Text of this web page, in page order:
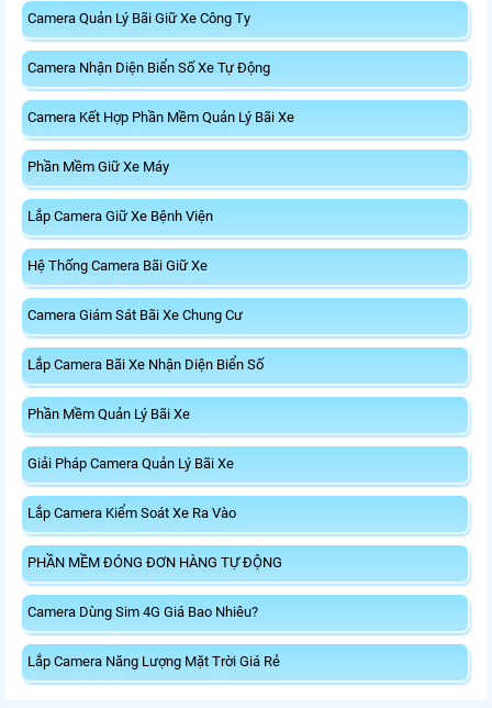
Camera Quản Lý Bãi Giữ Xe Công Ty
Camera Nhận Diện Biển Số Xe Tự Động
Camera Kết Hợp Phần Mềm Quản Lý Bãi Xe
Phần Mềm Giữ Xe Máy
Lắp Camera Giữ Xe Bệnh Viện
Hệ Thống Camera Bãi Giữ Xe
Camera Giám Sát Bãi Xe Chung Cư
Lắp Camera Bãi Xe Nhận Diện Biển Số
Phần Mềm Quản Lý Bãi Xe
Giải Pháp Camera Quản Lý Bãi Xe
Lắp Camera Kiểm Soát Xe Ra Vào
PHẦN MỀM ĐÓNG ĐƠN HÀNG TỰ ĐỘNG
Camera Dùng Sim 4G Giá Bao Nhiêu?
Lắp Camera Năng Lượng Mặt Trời Giá Rẻ